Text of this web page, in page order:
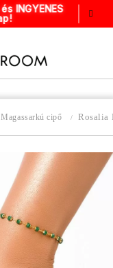
INGYENES
Magassarkú cipő Rosalia